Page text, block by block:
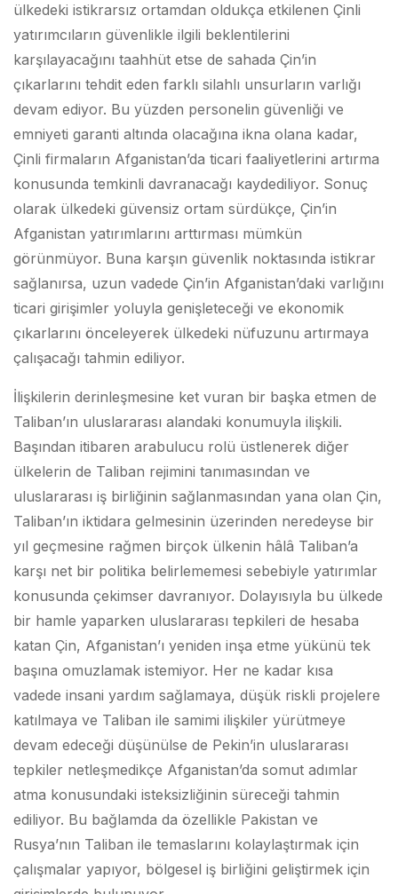
ülkedeki istikrarsız ortamdan oldukça etkilenen Çinli
yatırımcıların güvenlikle ilgili beklentilerini
karşılayacağını taahhüt etse de sahada Çin’in
çıkarlarını tehdit eden farklı silahlı unsurların varlığı
devam ediyor. Bu yüzden personelin güvenliği ve
emniyeti garanti altında olacağına ikna olana kadar,
Çinli firmaların Afganistan’da ticari faaliyetlerini artırma
konusunda temkinli davranacağı kaydediliyor. Sonuç
olarak ülkedeki güvensiz ortam sürdükçe, Çin’in
Afganistan yatırımlarını arttırması mümkün
görünmüyor. Buna karşın güvenlik noktasında istikrar
sağlanırsa, uzun vadede Çin’in Afganistan’daki varlığını
ticari girişimler yoluyla genişleteceği ve ekonomik
çıkarlarını önceleyerek ülkedeki nüfuzunu artırmaya
çalışacağı tahmin ediliyor.
İlişkilerin derinleşmesine ket vuran bir başka etmen de
Taliban’ın uluslararası alandaki konumuyla ilişkili.
Başından itibaren arabulucu rolü üstlenerek diğer
ülkelerin de Taliban rejimini tanımasından ve
uluslararası iş birliğinin sağlanmasından yana olan Çin,
Taliban’ın iktidara gelmesinin üzerinden neredeyse bir
yıl geçmesine rağmen birçok ülkenin hâlâ Taliban’a
karşı net bir politika belirlememesi sebebiyle yatırımlar
konusunda çekimser davranıyor. Dolayısıyla bu ülkede
bir hamle yaparken uluslararası tepkileri de hesaba
katan Çin, Afganistan’ı yeniden inşa etme yükünü tek
başına omuzlamak istemiyor. Her ne kadar kısa
vadede insani yardım sağlamaya, düşük riskli projelere
katılmaya ve Taliban ile samimi ilişkiler yürütmeye
devam edeceği düşünülse de Pekin’in uluslararası
tepkiler netleşmedikçe Afganistan’da somut adımlar
atma konusundaki isteksizliğinin süreceği tahmin
ediliyor. Bu bağlamda da özellikle Pakistan ve
Rusya’nın Taliban ile temaslarını kolaylaştırmak için
çalışmalar yapıyor, bölgesel iş birliğini geliştirmek için